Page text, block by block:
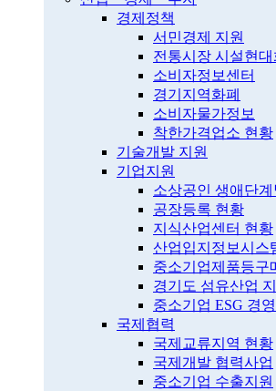
경제정책
서민경제 지원
전통시장 시설현대
소비자정보센터
경기지역화폐
소비자물가정보
착한가격업소 현황
기술개발 지원
기업지원
소상공인 생애단계
공장등록 현황
지식산업센터 현황
산업입지정보시스
중소기업제품등구
경기도 섬유산업
중소기업 ESG 경
국제협력
국제교류지역 현황
국제개발 협력사업
중소기업 수출지원